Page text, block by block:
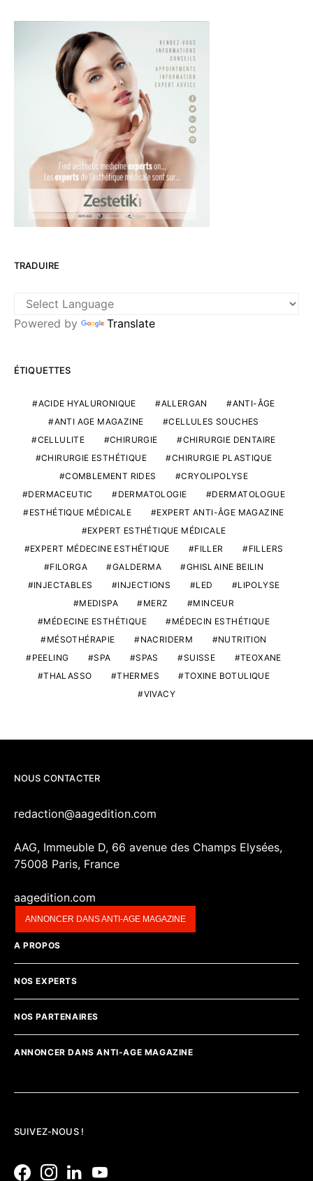
TRADUIRE
Powered by Translate
ÉTIQUETTES
ACIDE HYALURONIQUE ALLERGAN
ANTI-ÂGE
ANTI AGE MAGAZINE
CELLULES SOUCHES
CELLULITE
CHIRURGIE
CHIRURGIE DENTAIRE
CHIRURGIE ESTHÉTIQUE
CHIRURGIE PLASTIQUE
COMBLEMENT RIDES
CRYOLIPOLYSE
DERMACEUTIC
DERMATOLOGIE
DERMATOLOGUE
ESTHÉTIQUE MÉDICALE
EXPERT ANTI-ÂGE MAGAZINE
EXPERT ESTHÉTIQUE MÉDICALE
EXPERT MÉDECINE ESTHÉTIQUE
FILLER
FILLERS
FILORGA
GALDERMA
GHISLAINE BEILIN
INJECTABLES
INJECTIONS LED
LIPOLYSE
MEDISPA
MERZ
MINCEUR
MÉDECINE ESTHÉTIQUE
MÉDECIN ESTHÉTIQUE
MÉSOTHÉRAPIE
NACRIDERM
NUTRITION
PEELING
SPA SPAS SUISSE
TEOXANE
THALASSO
THERMES
TOXINE BOTULIQUE
VIVACY
NOUS CONTACTER
redaction@aagedition.com
AAG, Immeuble D, 66 avenue des Champs Elysées,
75008 Paris, France
aagedition.com
ANNONCER DANS ANTI-AGE MAGAZINE
A PROPOS
NOS EXPERTS
NOS PARTENAIRES
ANNONCER DANS ANTI-AGE MAGAZINE
SUIVEZ-NOUS !